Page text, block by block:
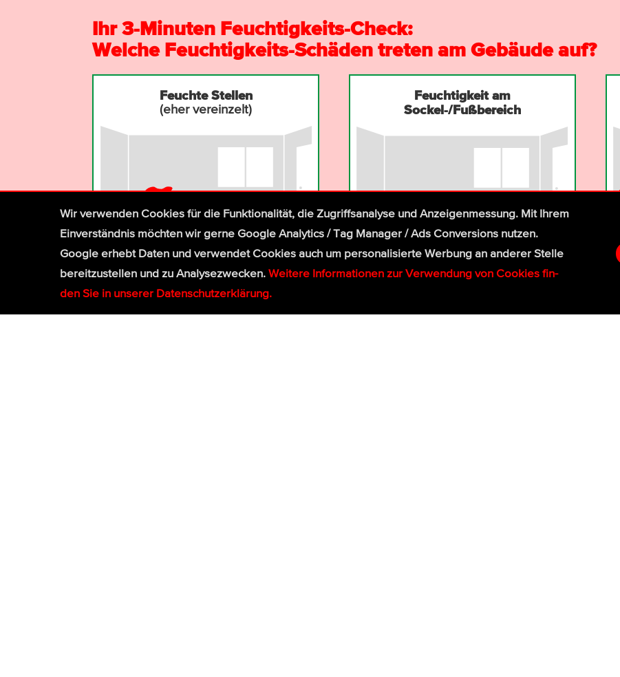
Ihr 3-Minuten Feuchtig­keits-Check:
Welche Feuchtigkeits-Schäden treten am Gebäude auf?
Feuchte Stellen
(eher vereinzelt)
Feuchtigkeit am
Sockel-/Fußbereich
Luftfeuchtigkeit
nicht
Wir ver­wen­den Cookies für die Funktio­na­lität, die Zugriffs­ana­lyse und Anzei­gen­mes­sung. Mit Ihrem
Ein­ver­ständ­nis möchten wir gerne Google Analytics / Tag Manager / Ads Con­ver­sions nutzen.
Google erhebt Daten und verwendet Cookies auch um perso­nali­sierte Wer­bung an ande­rer Stelle
bereit­zu­stel­len und zu Ana­lyse­zwecken.Wei­tere Infor­matio­nen zur Ver­wen­dung von Cookies fin­
den Sie in unserer Daten­schutz­erklä­rung.